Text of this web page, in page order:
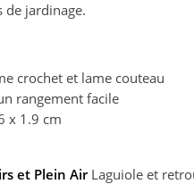
de jardinage.
crochet et lame couteau
rangement facile
x 1.9 cm
et Plein AirLaguiole et